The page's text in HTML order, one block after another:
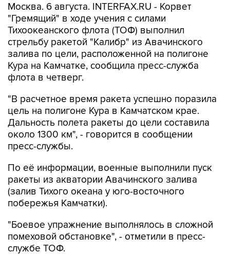
Москва. 6 августа. INTERFAX.RU - Корвет
"Гремящий" в ходе учения с силами
Тихоокеанского флота (ТОФ) выполнил
стрельбу ракетой "Калибр" из Авачинского
залива по цели, расположенной на полигоне
Кура на Камчатке, сообщила пресс-служба
флота в четверг.
"В расчетное время ракета успешно поразила
цель на полигоне Кура в Камчатском крае.
Дальность полета ракеты до цели составила
около 1300 км", - говорится в сообщении
пресс-службы.
По её информации, военные выполнили пуск
ракеты из акватории Авачинского залива
(залив Тихого океана у юго-восточного
побережья Камчатки).
"Боевое упражнение выполнялось в сложной
помеховой обстановке", - отметили в пресс-
службе ТОФ.